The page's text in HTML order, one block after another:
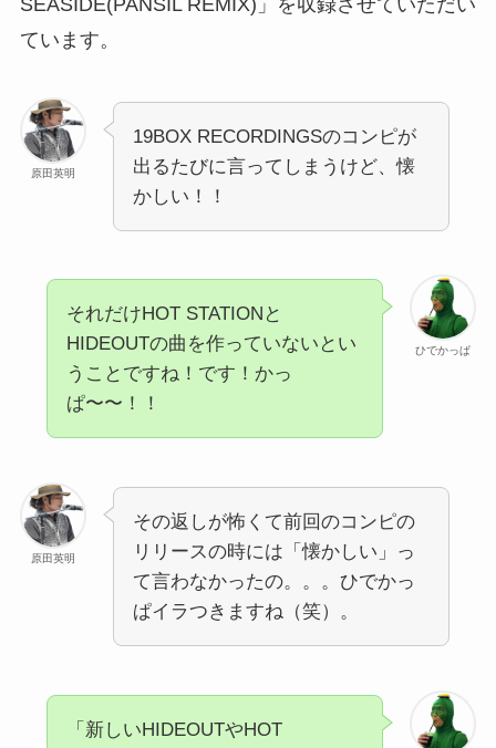
ています。
原田英明
19BOX RECORDINGSのコンピが
出るたびに言ってしまうけど、懐
かしい！！
ひでかっぱ
それだけHOT STATIONと
HIDEOUTの曲を作っていないとい
うことですね！です！かっ
ぱ〜〜！！
原田英明
その返しが怖くて前回のコンピの
リリースの時には「懐かしい」っ
て言わなかったの。。。ひでかっ
ぱイラつきますね（笑）。
「新しいHIDEOUTやHOT